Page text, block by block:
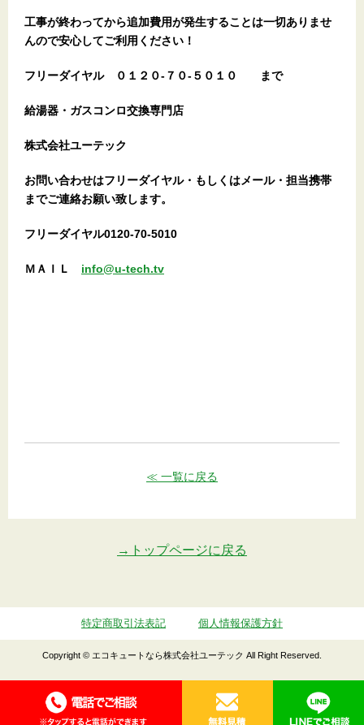
工事が終わってから追加費用が発生することは一切ありませ
んので安心してご利用ください！
フリーダイヤル ０１２０-７０-５０１０ まで
給湯器・ガスコンロ交換専門店
株式会社ユーテック
お問い合わせはフリーダイヤル・もしくはメール・担当携帯
までご連絡お願い致します。
フリーダイヤル0120-70-5010
ＭＡＩＬ info@u-tech.tv
≪ 一覧に戻る
→トップページに戻る
特定商取引法表記 個人情報保護方針
Copyright © エコキュートなら株式会社ユーテック All Right Reserved.